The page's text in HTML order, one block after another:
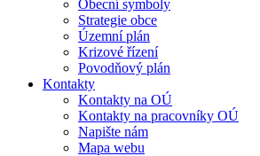
Obecní symboly
Strategie obce
Územní plán
Krizové řízení
Povodňový plán
Kontakty
Kontakty na OÚ
Kontakty na pracovníky OÚ
Napište nám
Mapa webu